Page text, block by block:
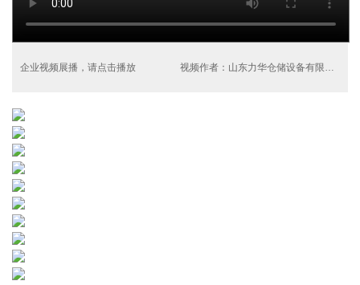
企业视频展播，请点击播放 视频作者：山东力华仓储设备有限公司